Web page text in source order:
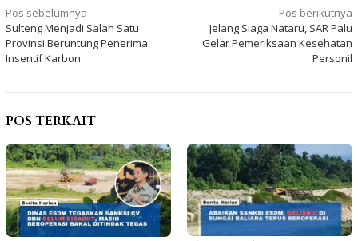
Navigasi
pos
Pos sebelumnya
Sulteng Menjadi Salah Satu
Provinsi Beruntung Penerima
Insentif Karbon
Pos berikutnya
Jelang Siaga Nataru, SAR Palu
Gelar Pemeriksaan Kesehatan
Personil
POS TERKAIT